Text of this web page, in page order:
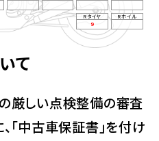
Rタイヤ
9
Rホイル
て
しい点検整備の審査
「中古車保証書」を付け